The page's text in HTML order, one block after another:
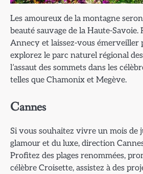
Les amoureux de la montagne
beauté sauvage de la Haute-Savoie.
Annecy et laissez-vous émerveiller
explorez le parc naturel régional
l’assaut des sommets dans les
telles que Chamonix et Megève.
Cannes
Si vous souhaitez vivre un mois de
glamour et du luxe, direction
Profitez des plages renommées,
célèbre Croisette, assistez à des